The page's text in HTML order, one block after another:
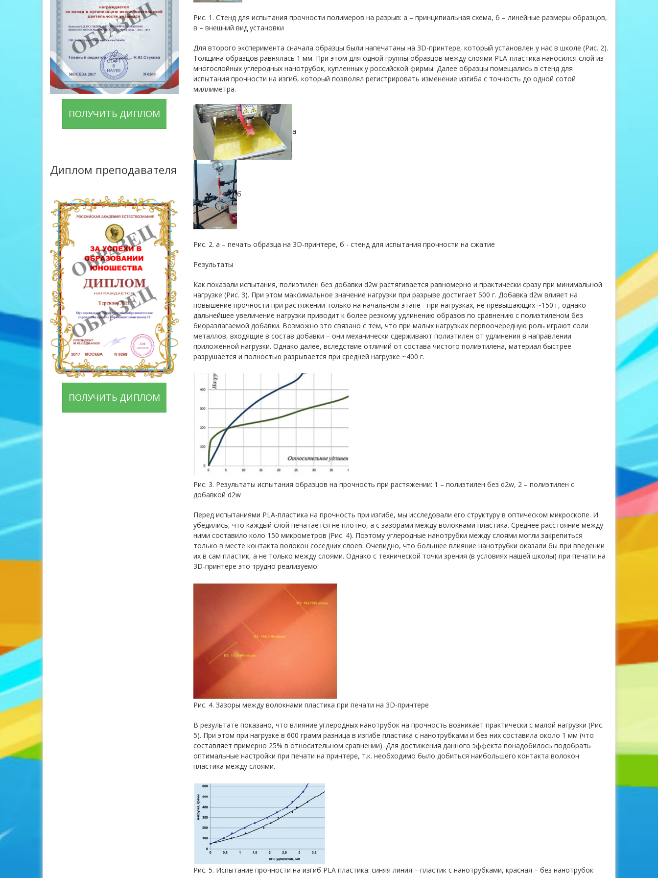
ПОЛУЧИТЬ ДИПЛОМ
Диплом преподавателя
ПОЛУЧИТЬ ДИПЛОМ
Рис. 1. Стенд для испытания прочности полимеров на разрыв: а – принципиальная схема, б – линейные размеры образцов,
в – внешний вид установки
Для второго эксперимента сначала образцы были напечатаны на 3D-принтере, который установлен у нас в школе (Рис. 2).
Толщина образцов равнялась 1 мм. При этом для одной группы образцов между слоями PLA-пластика наносился слой из
многослойных углеродных нанотрубок, купленных у российской фирмы. Далее образцы помещались в стенд для
испытания прочности на изгиб, который позволял регистрировать изменение изгиба с точность до одной сотой
миллиметра.
а
б
Рис. 2. а – печать образца на 3D-принтере, б - стенд для испытания прочности на сжатие
Результаты
Как показали испытания, полиэтилен без добавки d2w растягивается равномерно и практически сразу при минимальной
нагрузке (Рис. 3). При этом максимальное значение нагрузки при разрыве достигает 500 г. Добавка d2w влияет на
повышение прочности при растяжении только на начальном этапе - при нагрузках, не превышающих ~150 г, однако
дальнейшее увеличение нагрузки приводит к более резкому удлинению образов по сравнению с полиэтиленом без
биоразлагаемой добавки. Возможно это связано с тем, что при малых нагрузках первоочередную роль играют соли
металлов, входящие в состав добавки – они механически сдерживают полиэтилен от удлинения в направлении
приложенной нагрузки. Однако далее, вследствие отличий от состава чистого полиэтилена, материал быстрее
разрушается и полностью разрывается при средней нагрузке ~400 г.
Рис. 3. Результаты испытания образцов на прочность при растяжении: 1 – полиэтилен без d2w, 2 – полиэтилен с
добавкой d2w
Перед испытаниями PLA-пластика на прочность при изгибе, мы исследовали его структуру в оптическом микроскопе. И
убедились, что каждый слой печатается не плотно, а с зазорами между волокнами пластика. Среднее расстояние между
ними составило коло 150 микрометров (Рис. 4). Поэтому углеродные нанотрубки между слоями могли закрепиться
только в месте контакта волокон соседних слоев. Очевидно, что большее влияние нанотрубки оказали бы при введении
их в сам пластик, а не только между слоями. Однако с технической точки зрения (в условиях нашей школы) при печати на
3D-принтере это трудно реализуемо.
Рис. 4. Зазоры между волокнами пластика при печати на 3D-принтере
В результате показано, что влияние углеродных нанотрубок на прочность возникает практически с малой нагрузки (Рис.
5). При этом при нагрузке в 600 грамм разница в изгибе пластика с нанотрубками и без них составила около 1 мм (что
составляет примерно 25% в относительном сравнении). Для достижения данного эффекта понадобилось подобрать
оптимальные настройки при печати на принтере, т.к. необходимо было добиться наибольшего контакта волокон
пластика между слоями.
Рис. 5. Испытание прочности на изгиб PLA пластика: синяя линия – пластик с нанотрубками, красная – без нанотрубок